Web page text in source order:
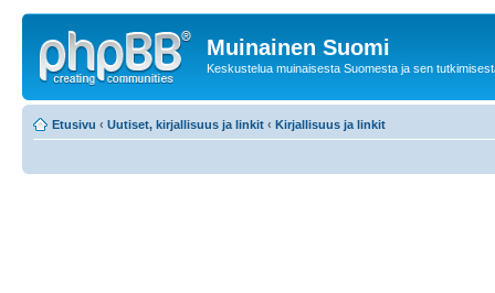
Muinainen Suomi
Keskustelua muinaisesta Suomesta ja sen
Etusivu ‹ Uutiset, kirjallisuus ja linkit ‹ Kirjallisuus ja linkit